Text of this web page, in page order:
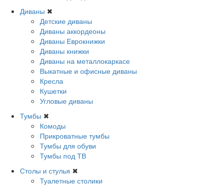
Диваны ✖
Детские диваны
Диваны аккордеоны
Диваны Еврокнижки
Диваны книжки
Диваны на металлокаркасе
Выкатные и офисные диваны
Кресла
Кушетки
Угловые диваны
Тумбы ✖
Комоды
Прикроватные тумбы
Тумбы для обуви
Тумбы под ТВ
Столы и стулья ✖
Туалетные столики